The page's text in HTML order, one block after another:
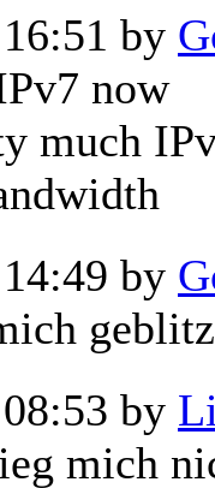
by
now
much
by
by
mich